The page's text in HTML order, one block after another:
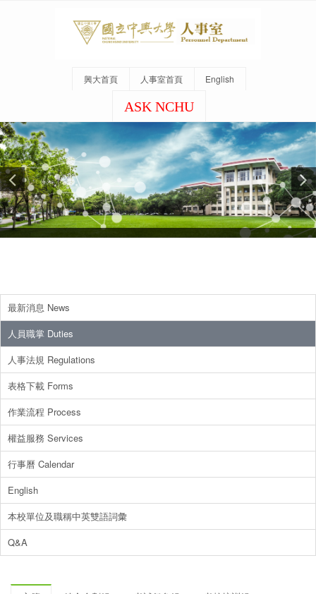
興大首頁 人事室首頁 English
ASK NCHU
最新消息 News
人員職掌 Duties
人事法規 Regulations
表格下載 Forms
作業流程 Process
權益服務 Services
行事曆 Calendar
English
本校單位及職稱中英雙語詞彙
Q&A